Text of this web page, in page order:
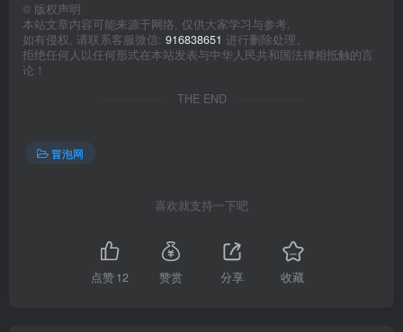
© 版权声明
本站文章内容可能来源于网络, 仅供大家学习与参考,
如有侵权, 请联系客服微信: 916838651 进行删除处理。
拒绝任何人以任何形式在本站发表与中华人民共和国法律相抵触的言
论！
THE END
冒泡网
喜欢就支持一下吧
点赞12 赞赏 分享 收藏